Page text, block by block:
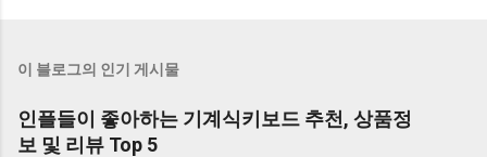
이 블로그의 인기 게시물
인플들이 좋아하는 기계식키보드 추천, 상품정
보 및 리뷰 Top 5